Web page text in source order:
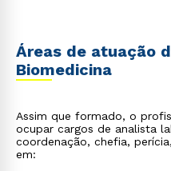
Áreas de atuação
Biomedicina
Assim que formado, o
ocupar cargos de analista
coordenação, chefia,
em: